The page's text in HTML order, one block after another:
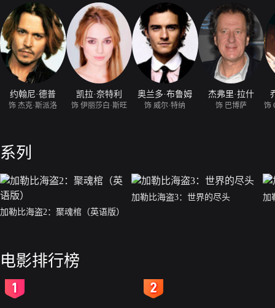
莉莎白正是解开咒语的关键。
约翰尼·德普
饰 杰克·斯派洛
凯拉·奈特利
饰 伊丽莎白·斯旺
奥兰多·布鲁姆
饰 威尔·特纳
杰弗里·拉什
饰 巴博萨
系列
加勒比海盗2：聚魂棺（英语版）
加勒比海盗3：世界的尽头 加
电影排行榜